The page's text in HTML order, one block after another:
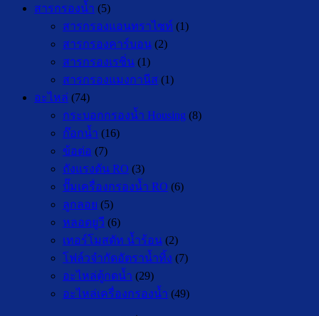
สารกรองน้ำ (5)
สารกรองแอนทราไซท์ (1)
สารกรองคาร์บอน (2)
สารกรองเรซิ่น (1)
สารกรองแมงกานีส (1)
อะไหล่ (74)
กระบอกกรองน้ำ Housing (8)
ก๊อกน้ำ (16)
ข้อต่อ (7)
ถังแรงดัน RO (3)
ปั๊มเครื่องกรองน้ำ RO (6)
ลูกลอย (5)
หลอดยูวี (6)
เทอร์โมสตัท น้ำร้อน (2)
โฟล์วจำกัดอัตราน้ำทิ้ง (7)
อะไหล่ตู้กดน้ำ (29)
อะไหล่เครื่องกรองน้ำ (49)